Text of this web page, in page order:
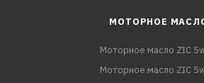
МОТОРНОЕ
Моторное масло ZIC
Моторное масло ZIC